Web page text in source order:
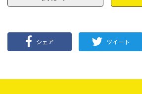
シェア ツイート